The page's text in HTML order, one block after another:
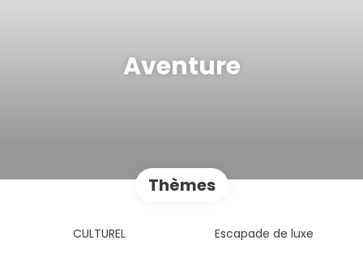
Aventure
Thèmes
CULTUREL
Escapade de luxe